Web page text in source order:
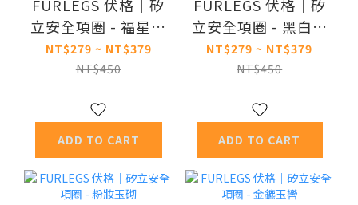
FURLEGS 伏格｜矽
立安全項圈 - 福星高
照
NT$279 ~ NT$379
NT$450
ADD TO CART
FURLEGS 伏格｜矽
立安全項圈 - 黑白分
明
NT$279 ~ NT$379
NT$450
ADD TO CART